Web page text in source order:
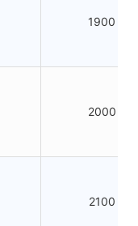
1900
2000
2100